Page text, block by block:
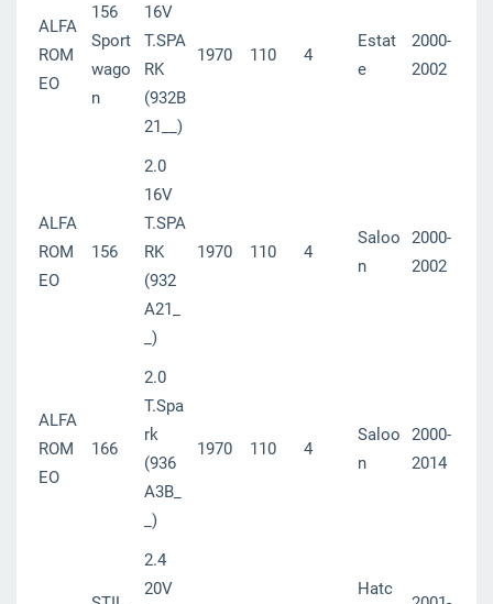
ALFA
ROM
EO
156
Sport
wago
n
16V
T.SPA
RK
(932B
21__)
1970 110 4
Estat
e
2000-
2002
ALFA
ROM
EO
156
2.0
16V
T.SPA
RK
(932
A21_
_)
1970 110 4
Saloo
n
2000-
2002
ALFA
ROM
EO
166
2.0
T.Spa
rk
(936
A3B_
_)
1970 110 4
Saloo
n
2000-
2014
2.4
20V
Hatc